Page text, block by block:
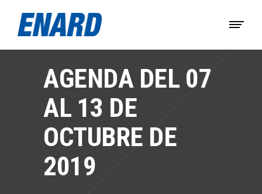
AGENDA DEL 07
AL 13 DE
OCTUBRE DE
2019